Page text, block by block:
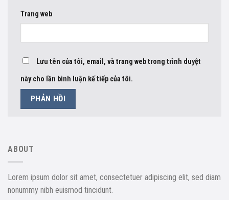
Trang web
Lưu tên của tôi, email, và trang web trong trình duyệt
này cho lần bình luận kế tiếp của tôi.
ABOUT
Lorem ipsum dolor sit amet, consectetuer adipiscing elit, sed diam
nonummy nibh euismod tincidunt.